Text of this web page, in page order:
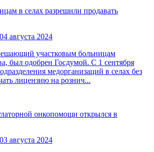
в селах разрешили продавать
августа 2024
участковым больницам
был одобрен Госдумой. С 1 сентября
медорганизаций в селах без
лицензию на рознич...
онкопомощи открылся в
августа 2024